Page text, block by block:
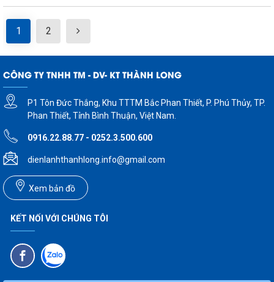
1 2
CÔNG TY TNHH TM - DV- KT THÀNH LONG
P1 Tôn Đức Thắng, Khu TTTM Bắc Phan Thiết, P. Phú Thủy, TP.
Phan Thiết, Tỉnh Bình Thuận, Việt Nam.
0916.22.88.77 - 0252.3.500.600
dienlanhthanhlong.info@gmail.com
Xem bản đồ
KẾT NỐI VỚI CHÚNG TÔI